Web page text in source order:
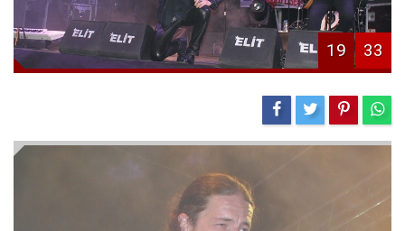
19 33